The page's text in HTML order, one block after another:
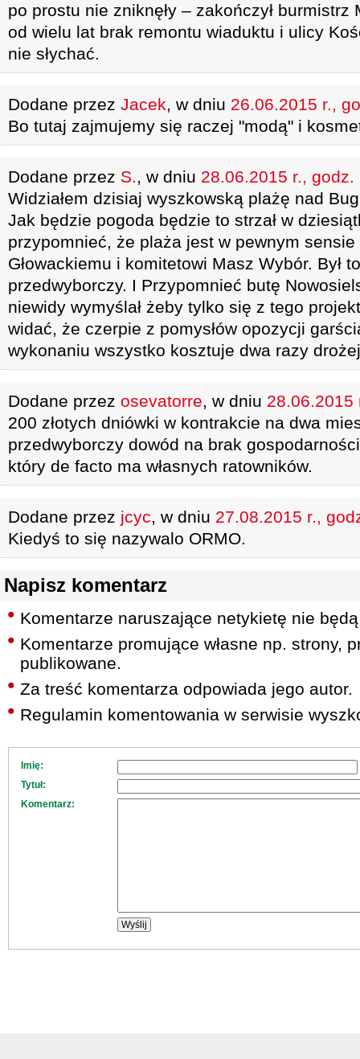
po prostu nie zniknęły – zakończył burmistrz
od wielu lat brak remontu wiaduktu i ulicy
nie słychać.
Dodane przez Jacek, w dniu 26.06.2015 r.,
Bo tutaj zajmujemy się raczej "modą" i
Dodane przez S., w dniu 28.06.2015 r., godz.
Widziałem dzisiaj wyszkowską plażę nad
Jak będzie pogoda będzie to strzał w
przypomnieć, że plaża jest w pewnym
Głowackiemu i komitetowi Masz Wybór. Był
przedwyborczy. I Przypomnieć butę
niewidy wymyślał żeby tylko się z tego
widać, że czerpie z pomysłów opozycji
wykonaniu wszystko kosztuje dwa razy
Dodane przez osevatorre, w dniu 28.06.2015
200 złotych dniówki w kontrakcie na dwa
przedwyborczy dowód na brak
który de facto ma własnych ratowników.
Dodane przez jcyc, w dniu 27.08.2015 r.,
Kiedyś to się nazywalo ORMO.
Napisz komentarz
Komentarze naruszające netykietę nie
Komentarze promujące własne np. strony,
publikowane.
Za treść komentarza odpowiada jego autor.
Regulamin komentowania w serwisie
Imię:
Tytuł:
Komentarz: